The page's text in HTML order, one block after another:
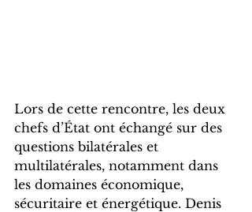
Lors de cette rencontre, les deux
chefs d’État ont échangé sur des
questions bilatérales et
multilatérales, notamment dans
les domaines économique,
sécuritaire et énergétique. Denis